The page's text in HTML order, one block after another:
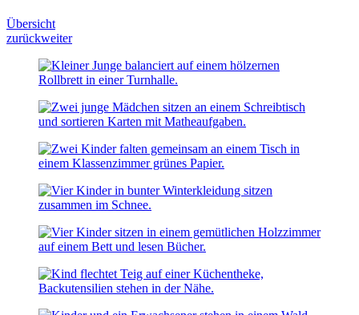
Übersicht
zurückweiter